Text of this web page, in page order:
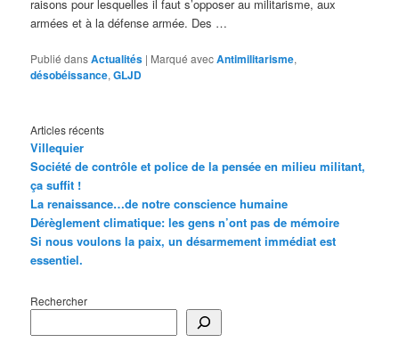
raisons pour lesquelles il faut s’opposer au militarisme, aux
armées et à la défense armée. Des …
Publié dansActualités | Marqué avecAntimilitarisme,
désobéissance,GLJD
Articles récents
Villequier
Société de contrôle et police de la pensée en milieu militant,
ça suffit !
La renaissance…de notre conscience humaine
Dérèglement climatique: les gens n’ont pas de mémoire
Si nous voulons la paix, un désarmement immédiat est
essentiel.
Rechercher